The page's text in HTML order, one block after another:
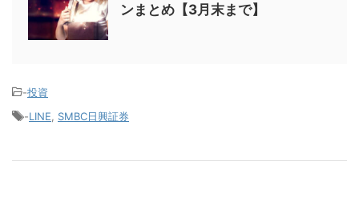
ンまとめ【3月末まで】
-投資
-LINE SMBC日興証券